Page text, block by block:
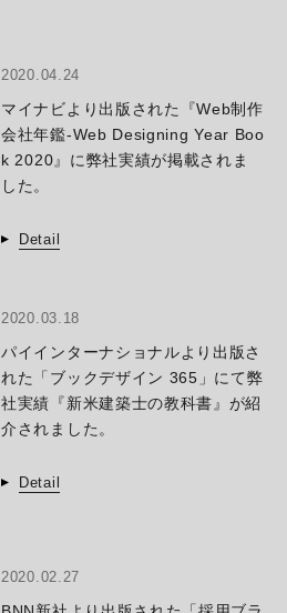
2020.04.24
マイナビより出版された『Web制作
会社年鑑-Web Designing Year Boo
k 2020』に弊社実績が掲載されま
した。
Detail
2020.03.18
パイインターナショナルより出版さ
れた「ブックデザイン 365」にて弊
社実績『新米建築士の教科書』が紹
介されました。
Detail
2020.02.27